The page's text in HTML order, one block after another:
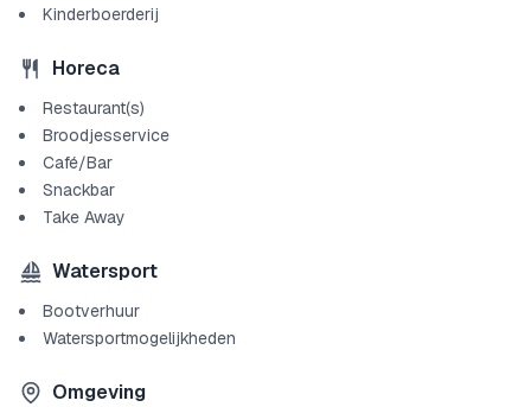
Kinderboerderij
Horeca
Restaurant(s)
Broodjesservice
Café/Bar
Snackbar
Take Away
Watersport
Bootverhuur
Watersportmogelijkheden
Omgeving